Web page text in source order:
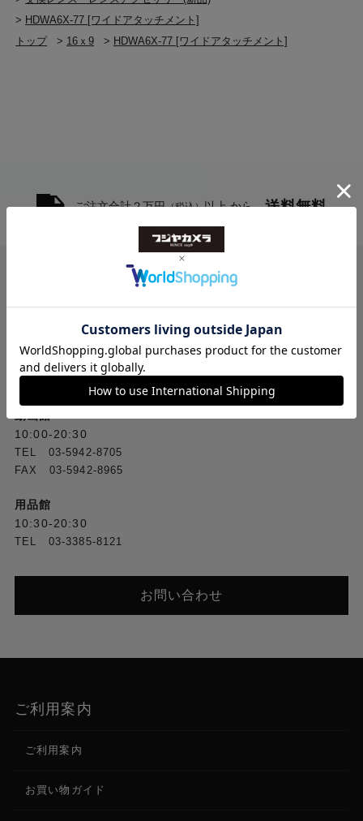
> HDWA6X-77 [ワイドアタッチメント]
トップ
> 16ｘ9 > HDWA6X-77 [ワイドアタッチメント]
ご注文合計２万円（税込）以上 から 送料無料
フジヤカメラ本店
10:00-20:30
TEL [1F] 03-5318-2241／[2F] 03-5318-2222
FAX [1F] 03-3388-3380／[2F] 03-3388-1560
10:00-20:30
TEL 03-5942-8705
FAX 03-5942-8965
用品館
10:30-20:30
TEL 03-3385-8121
お問い合わせ
ご利用案内
ご利用案内
お買い物ガイド